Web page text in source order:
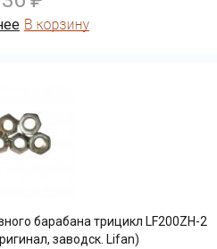
барабана трицикл LF200ZH-2
заводск. Lifan)